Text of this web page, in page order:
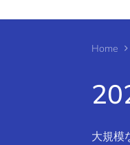
Home
大規模